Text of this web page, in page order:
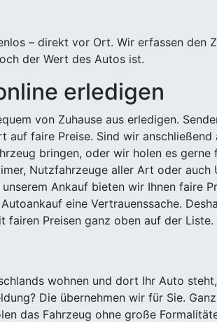
– direkt vor Ort. Wir erfassen den
der Wert des Autos ist.
erledigen
von Zuhause aus erledigen.
auf faire Preise. Sind wir anschließend
bringen, oder wir holen es gerne
Nutzfahrzeuge aller Art oder auch
Ankauf bieten wir Ihnen faire
eine Vertrauenssache.
fairen Preisen ganz oben auf der Liste.
wohnen und dort Ihr Auto
Die übernehmen wir für Sie.
das Fahrzeug ohne große